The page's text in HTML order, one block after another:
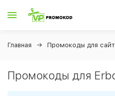
Главная Промокоды для
Промокоды для